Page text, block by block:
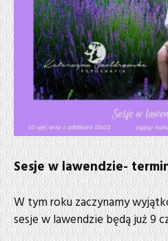
Sesje w lawendzie-
W tym roku zaczynamy
sesje w lawendzie będą już 9